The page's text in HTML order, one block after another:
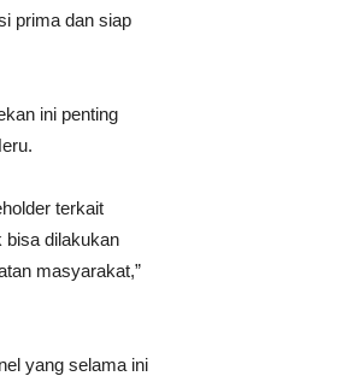
prima dan siap
ini penting
terkait
bisa dilakukan
masyarakat,”
yang selama ini